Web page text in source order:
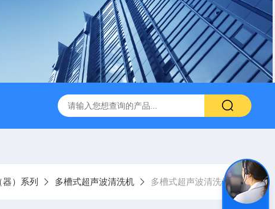
声波清洗机1001A 数控超声波清洗机SCQ-250B1 SCQ-
）系列 多槽式超声波清洗机 多槽式超声波清洗机7